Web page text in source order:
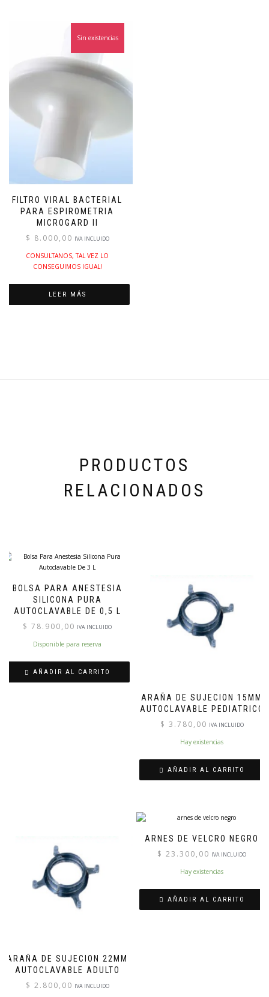
FILTRO VIRAL BACTERIAL
PARA ESPIROMETRIA
MICROGARD II
$ 8.000,00 IVA INCLUIDO
Sin existencias
CONSULTANOS, TAL VEZ LO
CONSEGUIMOS IGUAL!
LEER MÁS
PRODUCTOS
RELACIONADOS
BOLSA PARA ANESTESIA
SILICONA PURA
AUTOCLAVABLE DE 0,5 L
$ 78.900,00 IVA INCLUIDO
Disponible para reserva
AÑADIR AL CARRITO
ARAÑA DE SUJECION 15MM
AUTOCLAVABLE PEDIATRICO
$ 3.780,00 IVA INCLUIDO
Hay existencias
AÑADIR AL CARRITO
ARAÑA DE SUJECION 22MM
AUTOCLAVABLE ADULTO
$ 2.800,00 IVA INCLUIDO
ARNES DE VELCRO NEGRO
$ 23.300,00 IVA INCLUIDO
Hay existencias
AÑADIR AL CARRITO